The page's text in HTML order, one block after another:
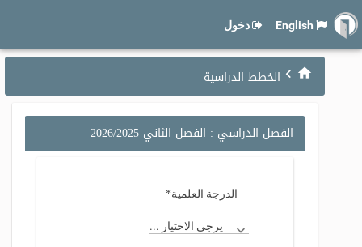
دخول
الخطط الدراسية
الفصل الدراسي : الفصل الثاني 2026/2025
الدرجة العلمية*
يرجى الاختيار ...